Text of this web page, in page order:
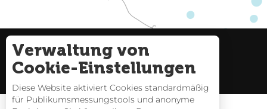
Nützliche Links
Seitenverzeichnis
Verwaltung von
Cookie-Einstellungen
Diese Website aktiviert Cookies standardmäßig
für Publikumsmessungstools und anonyme